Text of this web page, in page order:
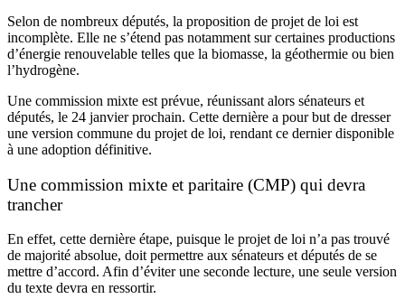
Selon de nombreux députés, la proposition de projet de loi est
incomplète. Elle ne s’étend pas notamment sur certaines productions
d’énergie renouvelable telles que la biomasse, la géothermie ou bien
l’hydrogène.
Une commission mixte est prévue, réunissant alors sénateurs et
députés, le 24 janvier prochain. Cette dernière a pour but de dresser
une version commune du projet de loi, rendant ce dernier disponible
à une adoption définitive.
Une commission mixte et paritaire (CMP) qui devra
trancher
En effet, cette dernière étape, puisque le projet de loi n’a pas trouvé
de majorité absolue, doit permettre aux sénateurs et députés de se
mettre d’accord. Afin d’éviter une seconde lecture, une seule version
du texte devra en ressortir.